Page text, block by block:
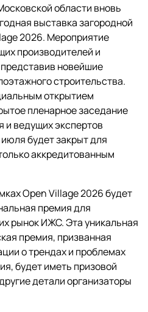
области вновь
выставка загородной
2026. Мероприятие
производителей и
новейшие
строительства.
открытием
пленарное заседание
ведущих экспертов
будет закрыт для
аккредитованным
Open Village 2026 будет
премия для
рынок ИЖС. Эта уникальная
премия, призванная
о трендах и проблемах
будет иметь призовой
детали организаторы